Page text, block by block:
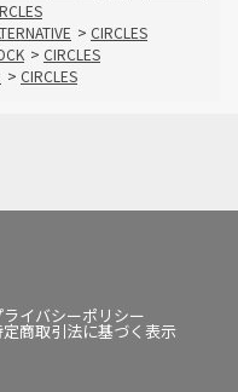
> CIRCLES
> CIRCLES
> CIRCLES
ライバシーポリシー
商取引法に基づく表示